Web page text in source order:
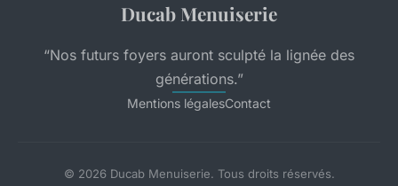
Ducab Menuiserie
“Nos futurs foyers auront sculpté la lignée des
générations.”
Mentions légalesContact
© 2026 Ducab Menuiserie. Tous droits réservés.